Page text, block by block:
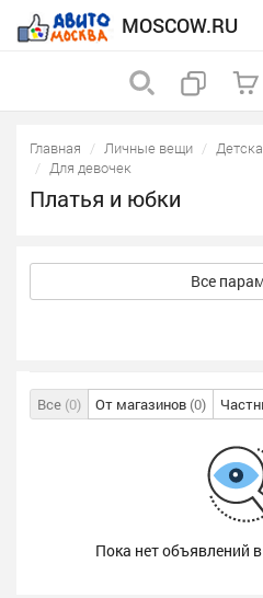
MOSCOW.RU
Главная Личные вещи
Для девочек
Платья и юбки
Все
Все (0) От магазинов (0)
Пока нет объявлений